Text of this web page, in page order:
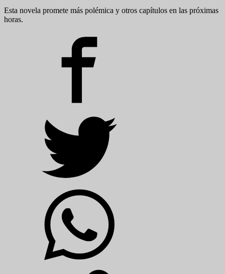
Esta novela promete más polémica y otros capítulos en las próximas
horas.